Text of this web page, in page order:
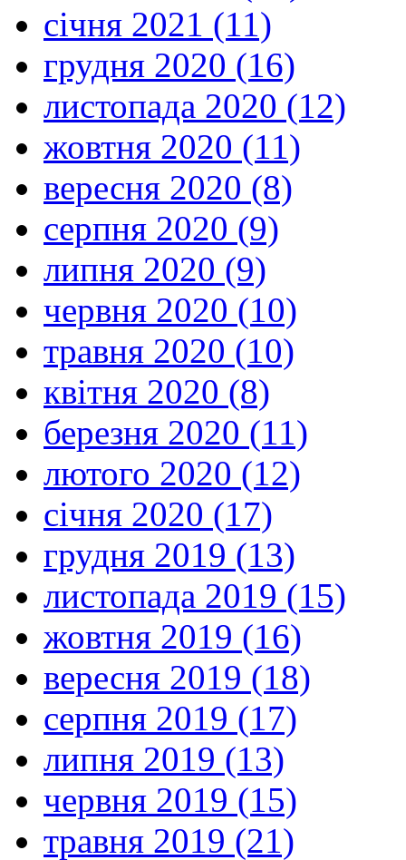
січня 2021 (11)
грудня 2020 (16)
листопада 2020 (12)
жовтня 2020 (11)
вересня 2020 (8)
серпня 2020 (9)
липня 2020 (9)
червня 2020 (10)
травня 2020 (10)
квітня 2020 (8)
березня 2020 (11)
лютого 2020 (12)
січня 2020 (17)
грудня 2019 (13)
листопада 2019 (15)
жовтня 2019 (16)
вересня 2019 (18)
серпня 2019 (17)
липня 2019 (13)
червня 2019 (15)
травня 2019 (21)